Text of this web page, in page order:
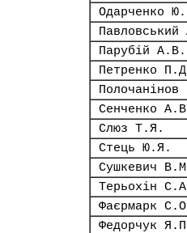
Одарченко
Парубій А.В.
Петренко
Сенченко
Слюз Т.Я.
Стець Ю.Я.
Сушкевич
Терьохін
Фаєрмарк
Федорчук